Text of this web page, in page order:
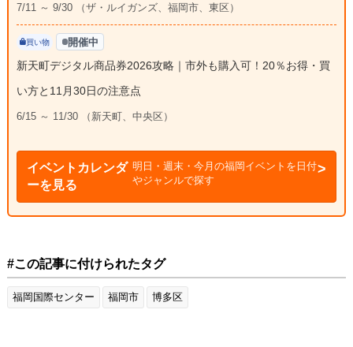
7/11 ～ 9/30 （ザ・ルイガンズ、福岡市、東区）
買い物 開催中
新天町デジタル商品券2026攻略｜市外も購入可！20％お得・買
い方と11月30日の注意点
6/15 ～ 11/30 （新天町、中央区）
イベントカレンダ
ーを見る
明日・週末・今月の福岡イベントを日付
やジャンルで探す
#この記事に付けられたタグ
福岡国際センター 福岡市 博多区